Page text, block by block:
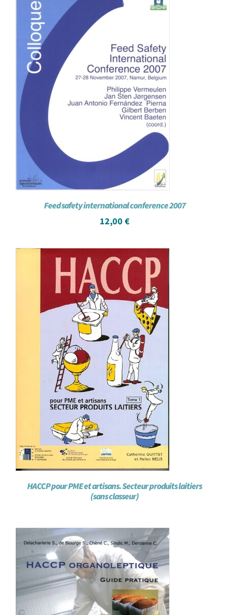
Achat en ligne
Panier WooCommerce
Feed safety international conference 2007
12,00 €
HACCP pour PME et artisans. Secteur produits laitiers
(sans classeur)